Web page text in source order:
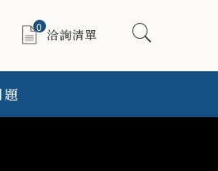
0
洽詢清單